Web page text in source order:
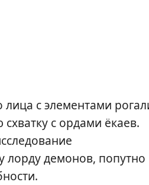
с элементами
с ордами ёкаев.
лорду демонов, попутно